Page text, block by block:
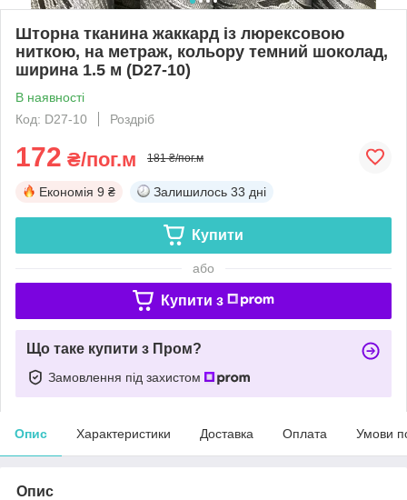
Шторна тканина жаккард із люрексовою
ниткою, на метраж, кольору темний шоколад,
ширина 1.5 м (D27-10)
В наявності
Код: D27-10
Роздріб
172 ₴/пог.м 181 ₴/пог.м
Економія 9 ₴ Залишилось 33 дні
Купити
або
Купити з
Що таке купити з Пром?
Замовлення під захистом
Опис Характеристики Доставка Оплата Умови
Опис